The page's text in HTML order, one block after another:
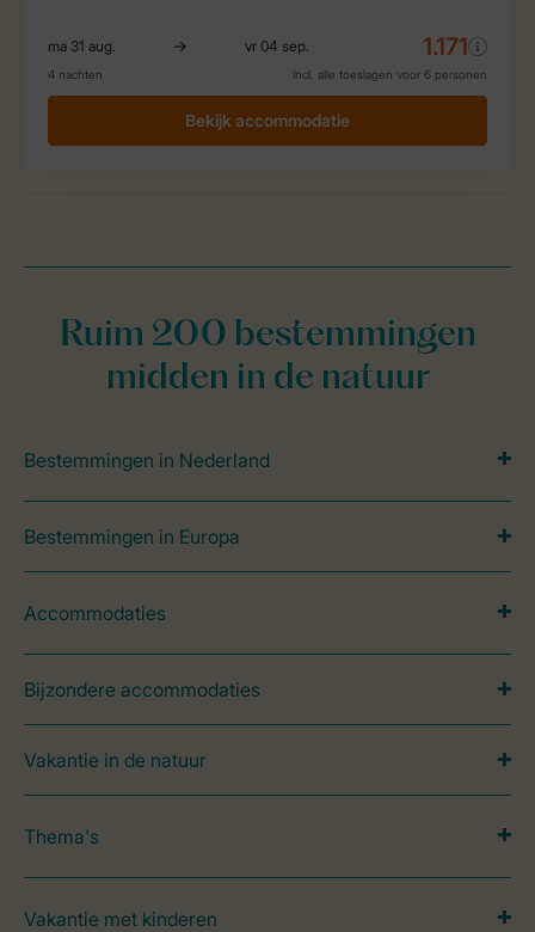
Ruim 200 bestemmingen
midden in de natuur
Bestemmingen in Nederland
Bestemmingen in Europa
Accommodaties
Bijzondere accommodaties
Vakantie in de natuur
Thema's
Vakantie met kinderen